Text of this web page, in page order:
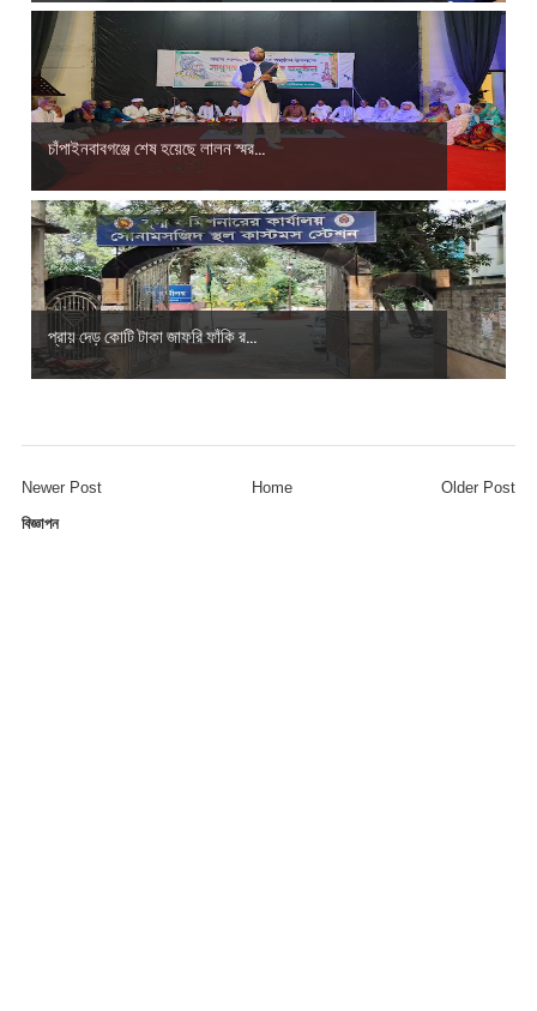
চাঁপাইনবাবগঞ্জে শেষ হয়েছে লালন স্মর...
প্রায় দেড় কোটি টাকা জাফরি ফাঁকি র...
Newer Post Older Post
Home
বিজ্ঞাপন